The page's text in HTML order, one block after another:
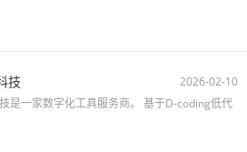
技
2026-02-10
是一家数字化工具服务商。 基于D-coding低代